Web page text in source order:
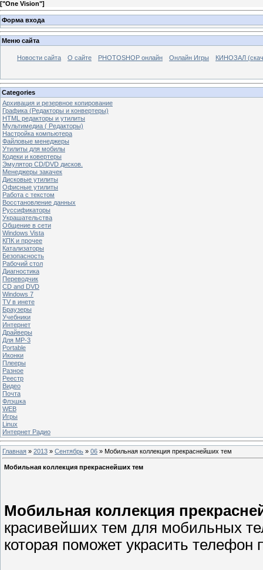
["One Vision"]
Форма входа
Меню сайта
Новости сайта О сайте PHOTOSHOP онлайн Онлайн Игры КИНОЗАЛ
Categories
Архивация и резервное копирование
Графика (Редакторы и конвертеры)
HTML редакторы и утилиты
Мультимедиа ( Редакторы)
Настройка компьютера
Файловые менеджеры
Утилиты для мобилы
Кодеки и ковертеры
Эмулятор CD/DVD дисков.
Менеджеры закачек
Дисковые утилиты
Офисные утилиты
Работа с текстом
Восстановление данных
Руссификаторы
Украшательства
Общение в сети
Windows Vista
КПК и прочее
Катализаторы
Безопасность
Рабочий стол
Диагностика
Переводчик
CD and DVD
Windows 7
TV в инете
Браузеры
Учебники
Интернет
Драйверы
Для MP-3
Portable
Иконки
Плееры
Разное
Реестр
Видео
Почта
Флэшка
WEB
Игры
Linux
Интернет Радио
Главная » 2013 » Сентябрь » 06 » Мобильная коллекция прекраснейших тем
Мобильная коллекция прекраснейших тем
Мобильная коллекция
красивейших тем для мобильных
которая поможет украсить телефон